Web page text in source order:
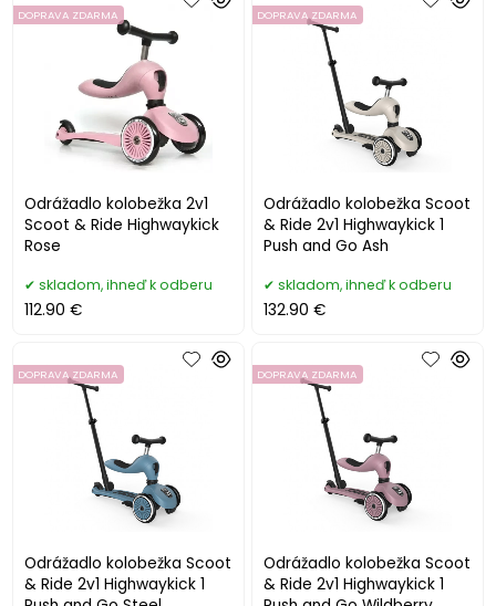
Odrážadlo kolobežka 2v1
Scoot & Ride Highwaykick
Rose
DOPRAVA ZDARMA
skladom, ihneď k odberu
112.90 €
Odrážadlo kolobežka Scoot
& Ride 2v1 Highwaykick 1
Push and Go Ash
DOPRAVA ZDARMA
skladom, ihneď k odberu
132.90 €
Odrážadlo kolobežka Scoot
& Ride 2v1 Highwaykick 1
DOPRAVA ZDARMA
Odrážadlo kolobežka Scoot
& Ride 2v1 Highwaykick 1
DOPRAVA ZDARMA